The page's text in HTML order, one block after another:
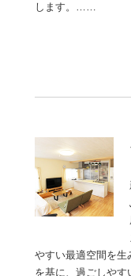
します。……
やすい最適空間を生
を基に、過ごしやす